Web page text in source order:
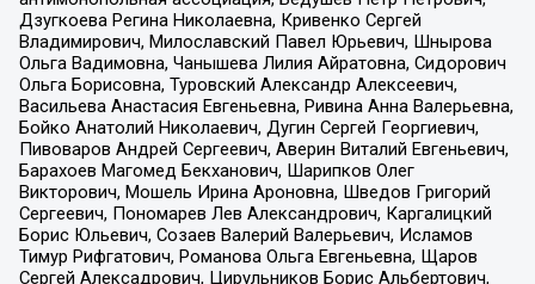
Дзугкоева Регина Николаевна, Кривенко Сергей
Владимирович, Милославский Павел Юрьевич, Шнырова
Ольга Вадимовна, Чанышева Лилия Айратовна, Сидорович
Ольга Борисовна, Туровский Александр Алексеевич,
Васильева Анастасия Евгеньевна, Ривина Анна Валерьевна,
Бойко Анатолий Николаевич, Дугин Сергей Георгиевич,
Пивоваров Андрей Сергеевич, Аверин Виталий Евгеньевич,
Барахоев Магомед Бекханович, Шарипков Олег
Викторович, Мошель Ирина Ароновна, Шведов Григорий
Сергеевич, Пономарев Лев Александрович, Каргалицкий
Борис Юльевич, Созаев Валерий Валерьевич, Исламов
Тимур Рифгатович, Романова Ольга Евгеньевна, Щаров
Сергей Алексадрович, Цирульников Борис Альбертович,